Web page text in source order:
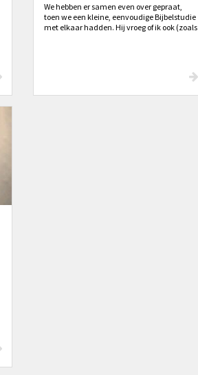
We hebben er samen even over gepraat,
toen we een kleine, eenvoudige Bijbelstudie
met elkaar hadden. Hij vroeg of ik ook (zoals